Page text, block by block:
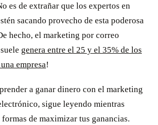
es de extrañar que los expertos en
sacando provecho de esta poderosa
hecho, el marketing por correo
genera entre el 25 y el 35% de los
empresa!
a ganar dinero con el marketing
sigue leyendo mientras
de maximizar tus ganancias.